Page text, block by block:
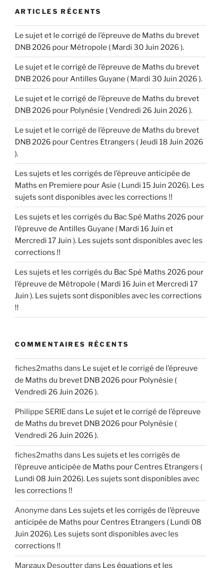
ARTICLES RÉCENTS
Le sujet et le corrigé de l’épreuve de Maths du brevet
DNB 2026 pour Métropole ( Mardi 30 Juin 2026 ).
Le sujet et le corrigé de l’épreuve de Maths du brevet
DNB 2026 pour Antilles Guyane ( Mardi 30 Juin 2026 ).
Le sujet et le corrigé de l’épreuve de Maths du brevet
DNB 2026 pour Polynésie ( Vendredi 26 Juin 2026 ).
Le sujet et le corrigé de l’épreuve de Maths du brevet
DNB 2026 pour Centres Etrangers ( Jeudi 18 Juin 2026
).
Les sujets et les corrigés de l’épreuve anticipée de
Maths en Premiere pour Asie ( Lundi 15 Juin 2026). Les
sujets sont disponibles avec les corrections !!
Les sujets et les corrigés du Bac Spé Maths 2026 pour
l’épreuve de Antilles Guyane ( Mardi 16 Juin et
Mercredi 17 Juin ). Les sujets sont disponibles avec les
corrections !!
Les sujets et les corrigés du Bac Spé Maths 2026 pour
l’épreuve de Métropole ( Mardi 16 Juin et Mercredi 17
Juin ). Les sujets sont disponibles avec les corrections
!!
COMMENTAIRES RÉCENTS
fiches2maths dans Le sujet et le corrigé de l’épreuve
de Maths du brevet DNB 2026 pour Polynésie (
Vendredi 26 Juin 2026 ).
Philippe SERIEdans Le sujet et le corrigé de l’épreuve
de Maths du brevet DNB 2026 pour Polynésie (
Vendredi 26 Juin 2026 ).
fiches2maths dans Les sujets et les corrigés de
l’épreuve anticipée de Maths pour Centres Etrangers (
Lundi 08 Juin 2026). Les sujets sont disponibles avec
les corrections !!
Anonyme dans Les sujets et les corrigés de l’épreuve
anticipée de Maths pour Centres Etrangers ( Lundi 08
Juin 2026). Les sujets sont disponibles avec les
corrections !!
Margaux Desoutterdans Les équations et les